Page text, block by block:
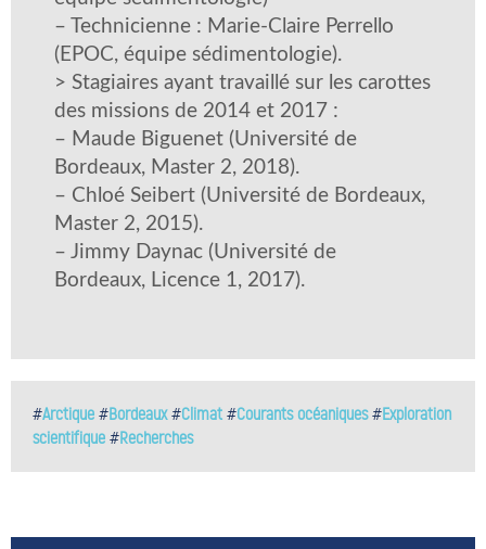
– Technicienne : Marie-Claire Perrello
(EPOC, équipe sédimentologie).
> Stagiaires ayant travaillé sur les carottes
des missions de 2014 et 2017 :
– Maude Biguenet (Université de
Bordeaux, Master 2, 2018).
– Chloé Seibert (Université de Bordeaux,
Master 2, 2015).
– Jimmy Daynac (Université de
Bordeaux, Licence 1, 2017).
#Arctique #Bordeaux#Climat #Courants océaniques#Exploration
scientifique #Recherches